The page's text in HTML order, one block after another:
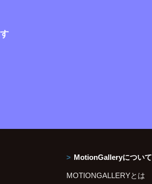
MotionGalleryについて
MOTIONGALLERYとは